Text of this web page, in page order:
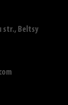
str., Beltsy